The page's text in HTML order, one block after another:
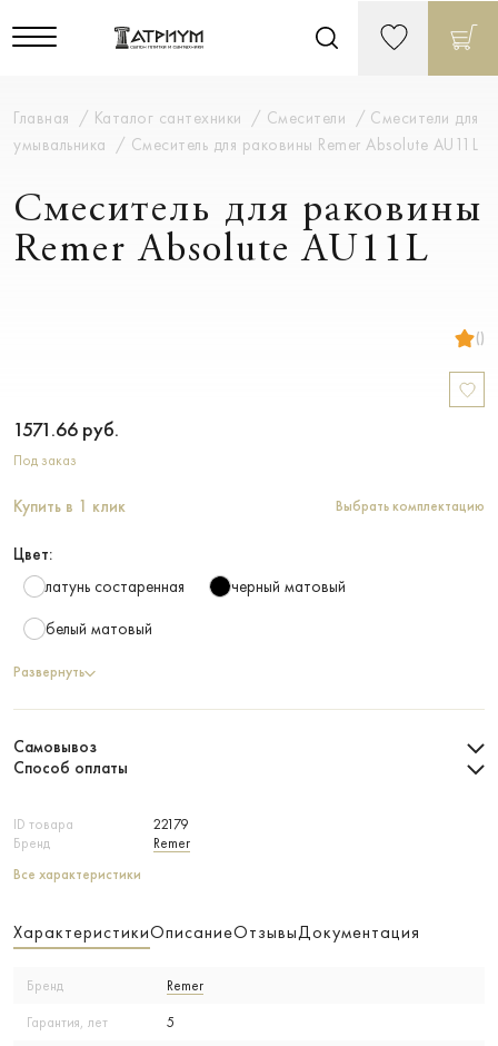
Главная Каталог сантехники Смесители
Смесители для
умывальника
Смеситель для раковины Remer Absolute AU11L
Смеситель для раковины
Remer Absolute AU11L
()
ID товара
22179
Бренд
Remer
Все характеристики
1571.66 руб.
Под заказ
Купить в 1 клик Выбрать комплектацию
Цвет:
латунь состаренная
черный матовый
белый матовый
Развернуть
Самовывоз
Способ оплаты
ХарактеристикиОписаниеОтзывыДокументация
Бренд Remer
Гарантия, лет 5